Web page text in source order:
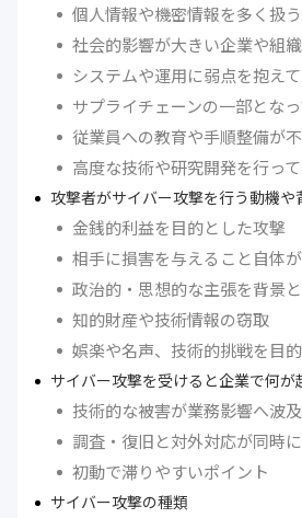
個人情報や機密情報を多く扱
社会的影響が大きい企業や組織
システムや運用に弱点を抱え
サプライチェーンの一部とな
従業員への教育や手順整備が
高度な技術や研究開発を行っ
攻撃者がサイバー攻撃を行う動機や
金銭的利益を目的とした攻撃
相手に損害を与えること自体
政治的・思想的な主張を背景
知的財産や技術情報の窃取
娯楽や名声、技術的挑戦を目
サイバー攻撃を受けると企業で何が
技術的な被害が業務影響へ波
調査・復旧と対外対応が同時
初動で滞りやすいポイント
サイバー攻撃の種類